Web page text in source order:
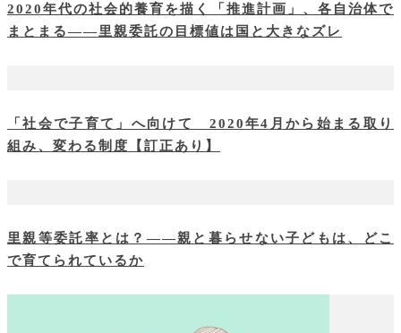
2020年代の社会的養育を描く「推進計画」、各自治体で
まとまる――里親委託の目標値は国と大きなズレ
「社会で子育て」へ向けて 2020年4月から始まる取り
組み、変わる制度【訂正あり】
里親等委託率とは？――親と暮らせない子どもは、どこ
で育てられているか